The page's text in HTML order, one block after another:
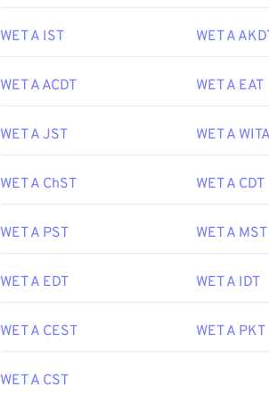
WET A IST WET A
WET A ACDT WET A EAT
WET A JST WET A WITA
WET A ChST WET A CDT
WET A PST WET A MST
WET A EDT WET A IDT
WET A CEST WET A PKT
WET A CST